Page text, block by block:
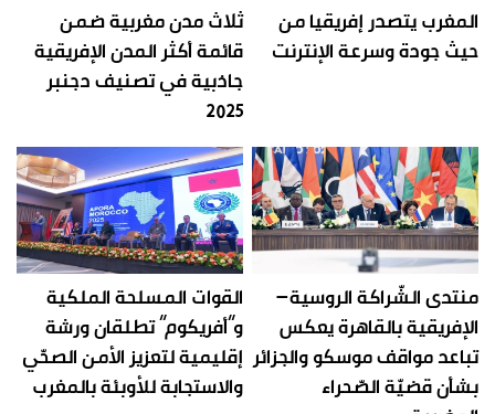
المغرب يتصدر إفريقيا من
حيث جودة وسرعة الإنترنت
ثلاث مدن مغربية ضمن
قائمة أكثر المدن الإفريقية
جاذبية في تصنيف دجنبر
2025
منتدى الشّراكة الروسية–
الإفريقية بالقاهرة يعكس
تباعد مواقف موسكو والجزائر
بشأن قضيّة الصّحراء
القوات المسلحة الملكية
و”أفريكوم” تطلقان ورشة
إقليمية لتعزيز الأمن الصحّي
والاستجابة للأوبئة بالمغرب